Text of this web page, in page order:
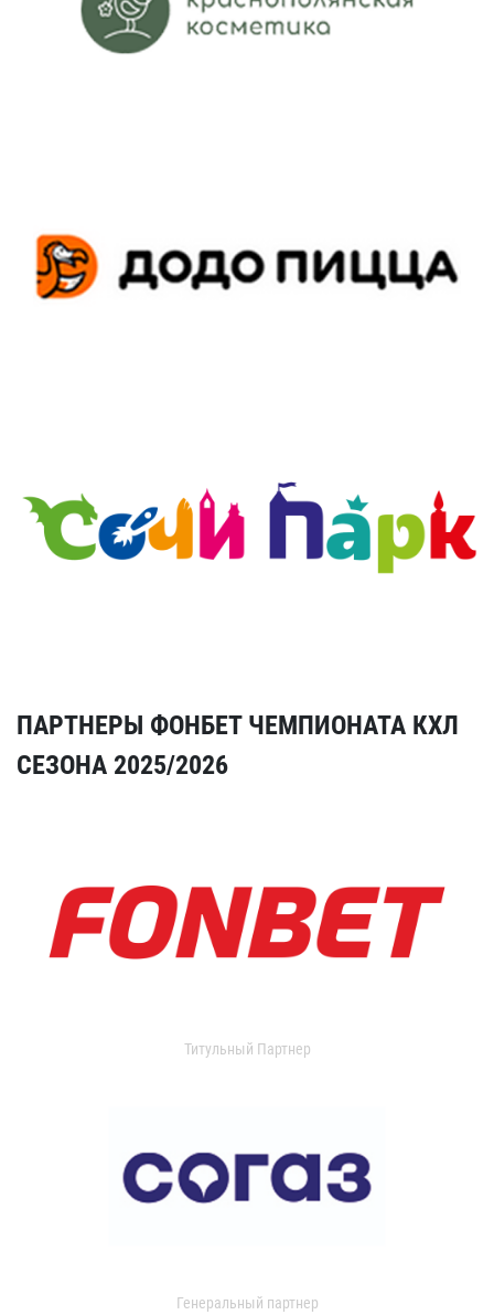
ПАРТНЕРЫ ФОНБЕТ ЧЕМПИОНАТА КХЛ
СЕЗОНА 2025/2026
Титульный Партнер
Генеральный партнер